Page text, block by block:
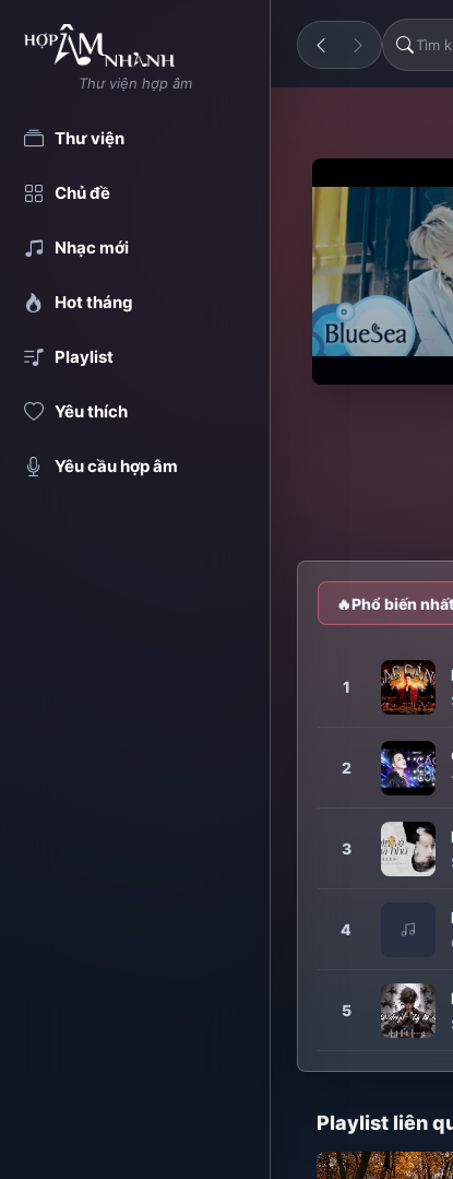
Thư viện hợp âm
Thư viện
Chủ đề
Nhạc mới
Hot tháng
Playlist
Yêu thích
Yêu cầu hợp âm
🔥Phổ biến nhất
1
2
3
4
5
Playlist liên